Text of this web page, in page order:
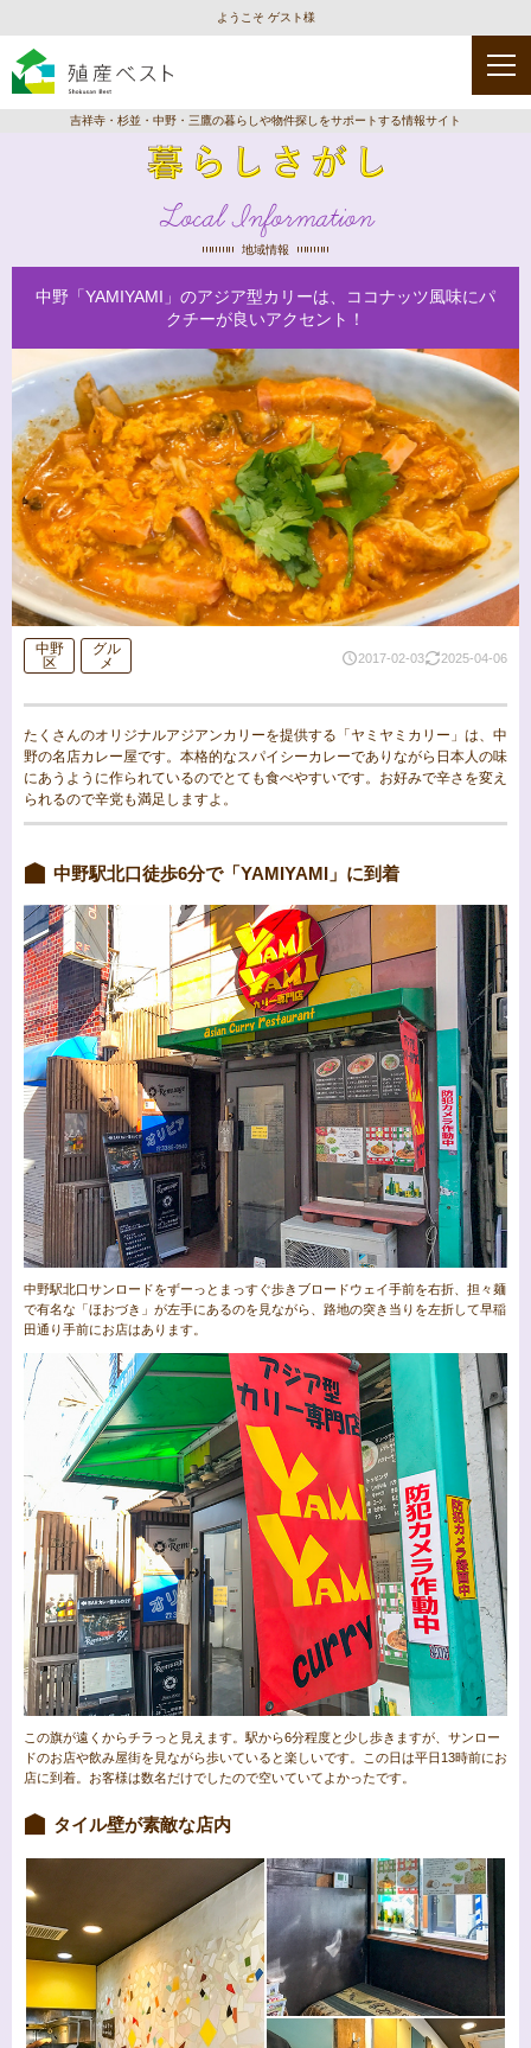
ようこそ ゲスト様
吉祥寺・杉並・中野・三鷹の暮らしや物件探しをサポートする情報サイト
Local Information
地域情報
中野「YAMIYAMI」のアジア型カリーは、ココナッツ風味にパ
クチーが良いアクセント！
中野
区
グル
メ
2017-02-03 2025-04-06
たくさんのオリジナルアジアンカリーを提供する「ヤミヤミカリー」は、中
野の名店カレー屋です。本格的なスパイシーカレーでありながら日本人の味
にあうように作られているのでとても食べやすいです。お好みで辛さを変え
られるので辛党も満足しますよ。
中野駅北口徒歩6分で「YAMIYAMI」に到着
中野駅北口サンロードをずーっとまっすぐ歩きブロードウェイ手前を右折、担々麺
で有名な「ほおづき」が左手にあるのを見ながら、路地の突き当りを左折して早稲
田通り手前にお店はあります。
この旗が遠くからチラっと見えます。駅から6分程度と少し歩きますが、サンロー
ドのお店や飲み屋街を見ながら歩いていると楽しいです。この日は平日13時前にお
店に到着。お客様は数名だけでしたので空いていてよかったです。
タイル壁が素敵な店内